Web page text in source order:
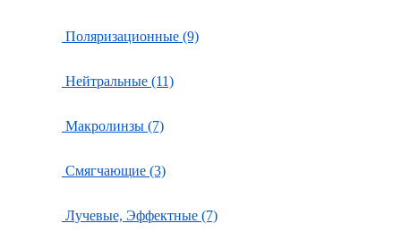
Поляризационные (9)
Нейтральные (11)
Макролинзы (7)
Смягчающие (3)
Лучевые, Эффектные (7)